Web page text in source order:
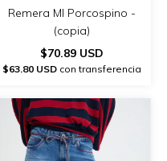
Remera Ml Porcospino -
(copia)
$70.89 USD
$63.80 USD con transferencia